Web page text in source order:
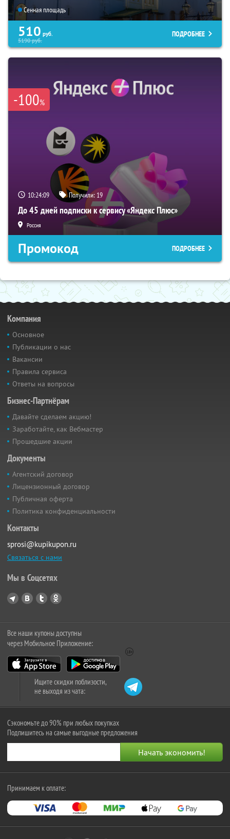
Сенная площадь
510 руб.
5190руб.
ПОДРОБНЕЕ
-100%
10:24:08 Получили: 19
До 45 дней подписки к сервису «Яндекс Плюс»
Россия
Промокод ПОДРОБНЕЕ
Компания
Основное
Публикации о нас
Вакансии
Правила сервиса
Ответы на вопросы
Бизнес-Партнёрам
Давайте сделаем акцию!
Заработайте, как Вебмастер
Прошедшие акции
Документы
Агентский договор
Лицензионный договор
Публичная оферта
Политика конфиденциальности
Контакты
sprosi@kupikupon.ru
Связаться с нами
Мы в Соцсетях
Все наши купоны доступны
через Мобильное Приложение:
Ищите скидки поблизости,
не выходя из чата:
Сэкономьте до 90% при любых покупках
Подпишитесь на самые выгодные предложения
Принимаем к оплате: